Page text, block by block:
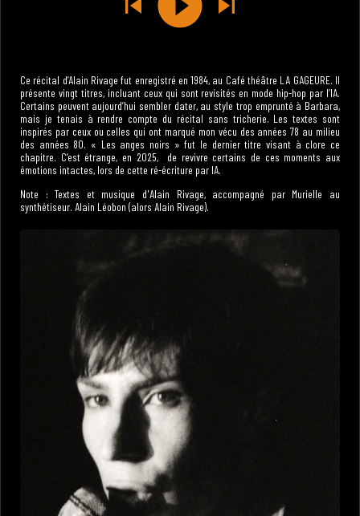
Ce récital d’Alain Rivage fut enregistré en 1984, au Café théâtre LA GAGEURE. Il
présente vingt titres, incluant ceux qui sont revisités en mode hip-hop par l’IA.
Certains peuvent aujourd’hui sembler dater, au style trop emprunté à Barbara,
mais je tenais à rendre compte du récital sans tricherie. Les textes sont
inspirés par ceux ou celles qui ont marqué mon vécu des années 78 au milieu
des années 80. « Les anges noirs » fut le dernier titre visant à clore ce
chapitre. C’est étrange, en 2025, de revivre certains de ces moments aux
émotions intactes, lors de cette ré-écriture par IA.
Note : Textes et musique d'Alain Rivage, accompagné par Murielle au
synthétiseur. Alain Léobon (alors Alain Rivage).